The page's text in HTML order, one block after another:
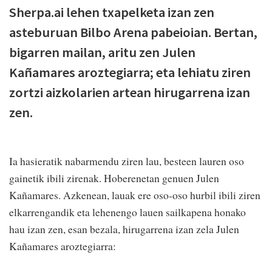
Sherpa.ai lehen txapelketa izan zen
asteburuan Bilbo Arena pabeioian. Bertan,
bigarren mailan, aritu zen Julen
Kañamares aroztegiarra; eta lehiatu ziren
zortzi aizkolarien artean hirugarrena izan
zen.
Ia hasieratik nabarmendu ziren lau, besteen lauren oso
gainetik ibili zirenak. Hoberenetan genuen Julen
Kañamares. Azkenean, lauak ere oso-oso hurbil ibili ziren
elkarrengandik eta lehenengo lauen sailkapena honako
hau izan zen, esan bezala, hirugarrena izan zela Julen
Kañamares aroztegiarra: